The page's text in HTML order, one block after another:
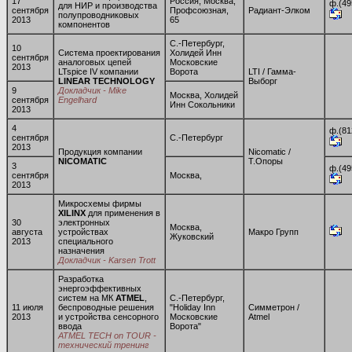
сентября
2013
для НИР и производства
полупроводниковых
компонентов
Профсоюзная,
65
Радиант-Элком
10
сентября
2013
Система проектирования
аналоговых цепей
LTspice IV компании
LINEAR TECHNOLOGY
Докладчик - Mike
Engelhard
С.-Петербург,
Холидей Инн
Московские
Ворота
LTI / Гамма-
Выборг
9
сентября
2013
Москва, Холидей
Инн Сокольники
4
сентября
2013
Продукция компании
NICOMATIC
С.-Петербург
Nicomatic /
Т.Опоры
3
сентября
2013
Москва,
30
августа
2013
Микросхемы фирмы
XILINX для применения в
электронных
устройствах
специального
назначения
Докладчик - Karsen Trott
Москва,
Жуковский
Макро Групп
11 июля
2013
Разработка
энергоэффективных
систем на МК ATMEL
беспроводные решения
и устройства сенсорного
ввода
ATMEL TECH on TOUR -
технический тренинг
С.-Петербург,
"Holiday Inn
Московские
Ворота"
Симметрон /
Atmel